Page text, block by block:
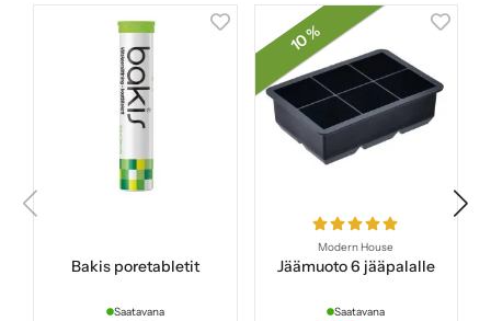
Bakis poretabletit
Saatavana
10 %
Modern House
Jäämuoto 6 jääpalalle
Saatavana